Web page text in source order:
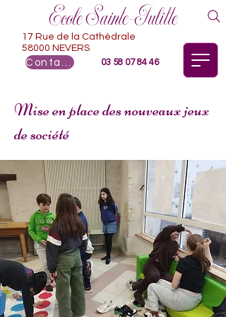
Ecole Sainte-Julitte
03 58 07 84 46
17 Rue de la Cathédrale
58000 NEVERS
Mise en place des nouveaux jeux
de société